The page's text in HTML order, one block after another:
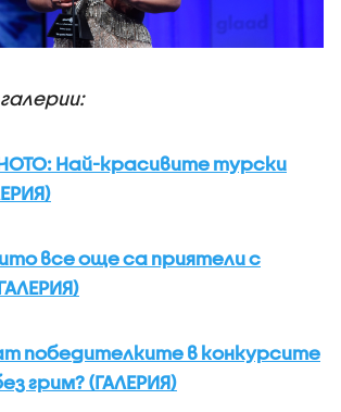
Най-красивите турски
все още са приятели с
победителките в конкурсите
грим? (ГАЛЕРИЯ)